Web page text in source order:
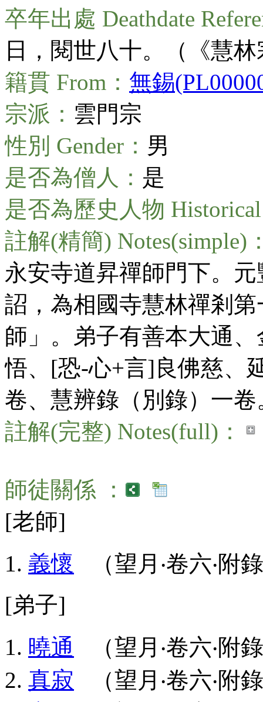
卒年出處 Deathdate
日，閱世八十。（《慧
籍貫 From： 無錫
宗派： 雲門宗
性別 Gender： 男
是否為僧人： 是
是否為歷史人物 Historical
註解(精簡) Notes(simple)
永安寺道昇禪師門下。
詔，為相國寺慧林禪剎
師」。弟子有善本大通
悟、[恐-心+言]良佛慈、
卷、慧辨錄（別錄）一
註解(完整) Notes(full)：
師徒關係 ：
[老師]
義懷 （望月‧卷六‧附
[弟子]
曉通
（望月‧卷六‧附
真寂 （望月‧卷六‧附